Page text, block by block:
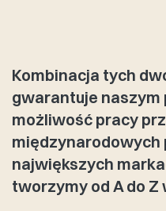
Kombinacja tych
gwarantuje naszym
możliwość pracy
międzynarodowych
największych
tworzymy od A do Z